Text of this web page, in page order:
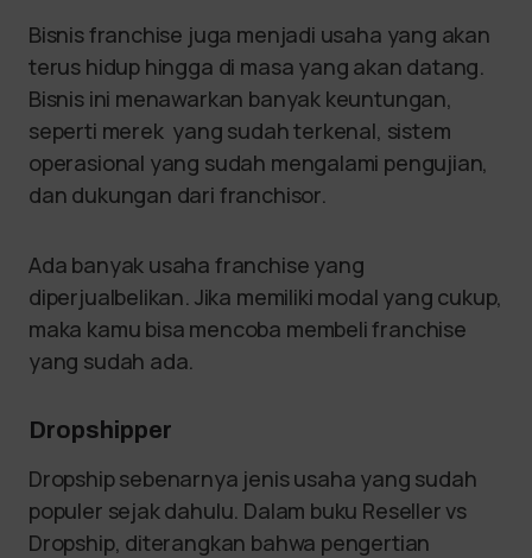
Bisnis franchise juga menjadi usaha yang akan
terus hidup hingga di masa yang akan datang.
Bisnis ini menawarkan banyak keuntungan,
seperti merek yang sudah terkenal, sistem
operasional yang sudah mengalami pengujian,
dan dukungan dari franchisor.
Ada banyak usaha franchise yang
diperjualbelikan. Jika memiliki modal yang cukup,
maka kamu bisa mencoba membeli franchise
yang sudah ada.
Dropshipper
Dropship sebenarnya jenis usaha yang sudah
populer sejak dahulu. Dalam buku Reseller vs
Dropship, diterangkan bahwa pengertian